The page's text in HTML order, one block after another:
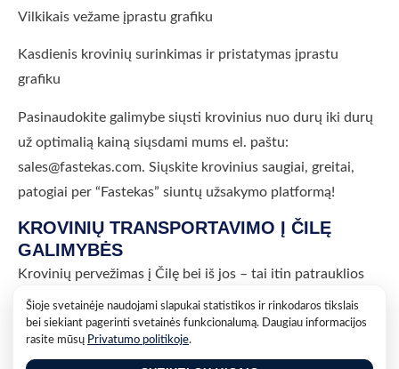
Šioje svetainėje naudojami slapukai statistikos ir rinkodaros tikslais
bei siekiant pagerinti svetainės funkcionalumą. Daugiau informacijos
rasite mūsų Privatumo politikoje.
Vilkikais vežame įprastu grafiku
Kasdienis krovinių surinkimas ir pristatymas įprastu
grafiku
Pasinaudokite galimybe siųsti krovinius nuo durų iki durų
už optimalią kainą siųsdami mums el. paštu:
sales@fastekas.com. Siųskite krovinius saugiai, greitai,
patogiai per “Fastekas” siuntų užsakymo platformą!
KROVINIŲ TRANSPORTAVIMO Į ČILĘ
GALIMYBĖS
Krovinių pervežimas į Čilę bei iš jos – tai itin patrauklios
sąlygos pervežti krovinius šia kryptimi. Savo klientus
stebiname trumpu tranzito laiku, terminalais pačiose
patogiausiose šalies vietose, dažnu pervežimu atliekamu